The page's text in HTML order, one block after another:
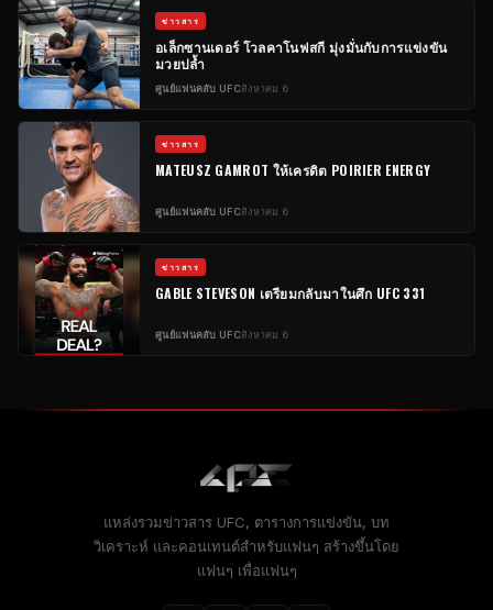
ข่าวสาร
อเล็กซานเดอร์ โวลคาโนฟสกี มุ่งมั่นกับการแข่งขัน
มวยปล้ำ
ศูนย์แฟนคลับ UFCสิงหาคม 6
ข่าวสาร
MATEUSZ GAMROT ให้เครดิต POIRIER ENERGY
ศูนย์แฟนคลับ UFCสิงหาคม 6
ข่าวสาร
GABLE STEVESON เตรียมกลับมาในศึก UFC 331
ศูนย์แฟนคลับ UFCสิงหาคม 6
แหล่งรวมข่าวสาร UFC, ตารางการแข่งขัน, บท
วิเคราะห์ และคอนเทนต์สำหรับแฟนๆ สร้างขึ้นโดย
แฟนๆ เพื่อแฟนๆ